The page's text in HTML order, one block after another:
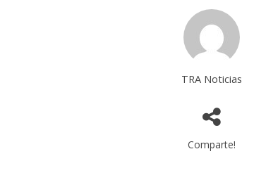
TRA Noticias
Comparte!